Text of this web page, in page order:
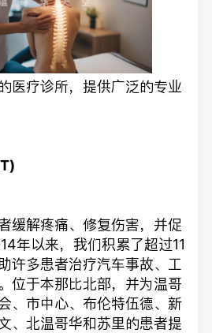
医疗诊所，提供广泛的专业
缓解疼痛、修复伤害，并促
年以来，我们积累了超过11
许多患者治疗汽车事故、工
位于本那比北部，并为温哥
、市中心、布伦特伍德、新
、北温哥华和苏里的患者提